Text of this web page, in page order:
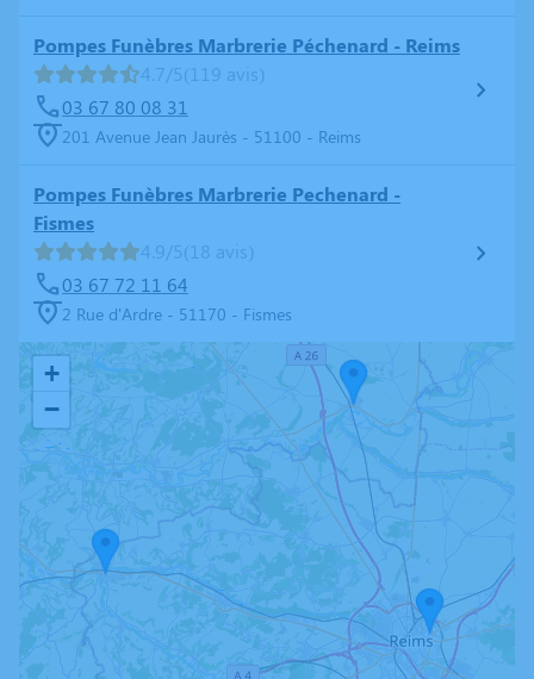
Pompes Funèbres Marbrerie Péchenard - Reims
4.7/5(119 avis)
03 67 80 08 31
201 Avenue Jean Jaurès - 51100 - Reims
Pompes Funèbres Marbrerie Pechenard -
Fismes
4.9/5(18 avis)
03 67 72 11 64
2 Rue d'Ardre - 51170 - Fismes
+
−